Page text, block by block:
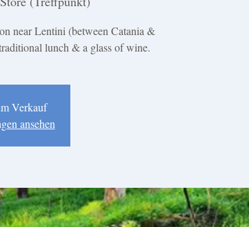
near Lentini (between Catania &
lunch & a glass of wine.
Verkauf
ansehen